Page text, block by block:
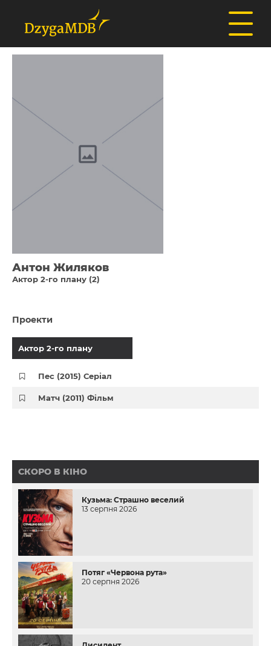
Антон Жиляков
Актор 2-го плану (2)
Проекти
Актор 2-го плану
Пес (2015) Серіал
Матч (2011) Фільм
СКОРО В КІНО
Кузьма: Страшно веселий
13 серпня 2026
Потяг «Червона рута»
20 серпня 2026